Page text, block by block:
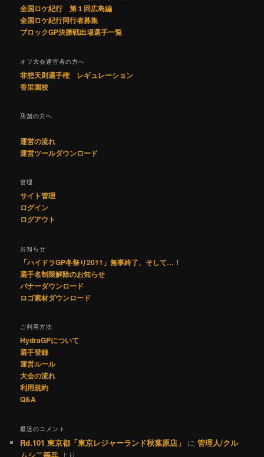
全国ロケ紀行 第１回広島編
全国ロケ紀行同行者募集
ブロックGP決勝戦出場選手一覧
オフ大会運営者の方へ
非想天則選手権 レギュレーション
香里園校
店舗の方へ
運営の流れ
運営ツールダウンロード
管理
サイト管理
ログイン
ログアウト
お知らせ
「ハイドラGP冬祭り2011」無事終了、そして…！
選手名制限解除のお知らせ
バナーダウンロード
ロゴ素材ダウンロード
ご利用方法
HydraGPについて
選手登録
運営ルール
大会の流れ
利用規約
Q&A
最近のコメント
Rd.101 東京都「東京レジャーランド秋葉原店」 に管理人/クル
ムシ二等兵 より